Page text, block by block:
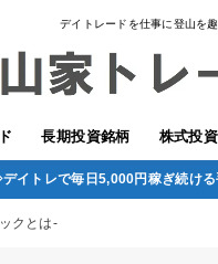
デイトレードを仕事に登山を
長期投資銘柄 株式投資
イトレで毎日5,000円稼ぎ続ける
クとは-